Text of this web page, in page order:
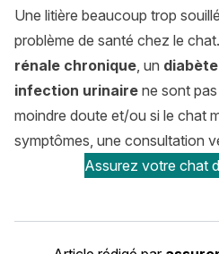
Une litière beaucoup trop
problème de santé chez le
rénale chronique, un
infection urinaire ne sont
moindre doute et/ou si le chat
symptômes, une consultation
Assurez votre chat